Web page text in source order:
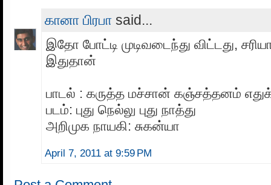
கானா பிரபா said...
இதோ போட்டி முடிவடைந்து விட்டது,
இதுதான்
பாடல் : கருத்த மச்சான் கஞ்சத்தனம்
படம்: புது நெல்லு புது நாத்து
அறிமுக நாயகி: சுகன்யா
April 7, 2011 at 9:59 PM